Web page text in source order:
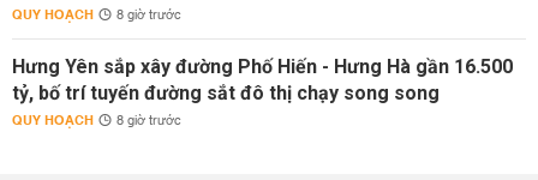
QUY HOẠCH 8 giờ trước
Hưng Yên sắp xây đường Phố Hiến - Hưng Hà gần 16.500
tỷ, bố trí tuyến đường sắt đô thị chạy song song
QUY HOẠCH 8 giờ trước